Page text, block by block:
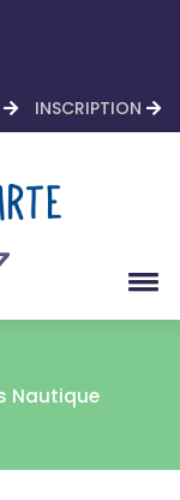
INSCRIPTION
Nautique